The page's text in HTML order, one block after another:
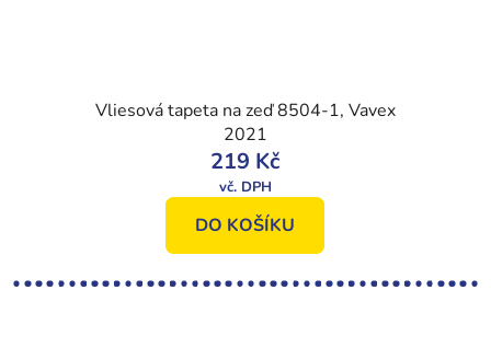
Vliesová tapeta na zeď 8504-1, Vavex
2021
219 Kč
DO KOŠÍKU